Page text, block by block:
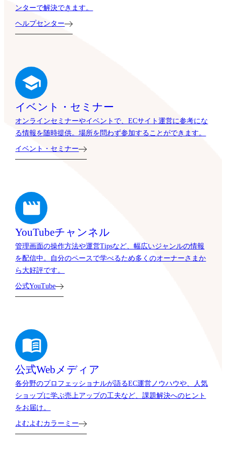
ンターで解決できます。
ヘルプセンター
イベント・セミナー
オンラインセミナーやイベントで、ECサイト運営に参考にな
る情報を随時提供。場所を問わず参加することができます。
イベント・セミナー
YouTubeチャンネル
管理画面の操作方法や運営Tipsなど、幅広いジャンルの情報
を配信中。自分のペースで学べるため多くのオーナーさまか
ら大好評です。
公式YouTube
公式Webメディア
各分野のプロフェッショナルが語るEC運営ノウハウや、人気
ショップに学ぶ売上アップの工夫など、課題解決へのヒント
をお届け。
よむよむカラーミー